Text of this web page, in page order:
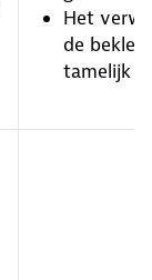
Het
de
tamelijk